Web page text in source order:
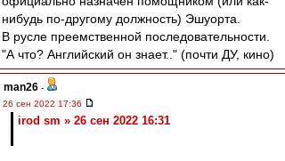
нибудь по-другому должность) Эшуорта.
В русле преемственной последовательности.
"А что? Английский он знает.." (почти ДУ, кино)
man26 -
26 сен 2022 17:36
irod sm » 26 сен 2022 16:31